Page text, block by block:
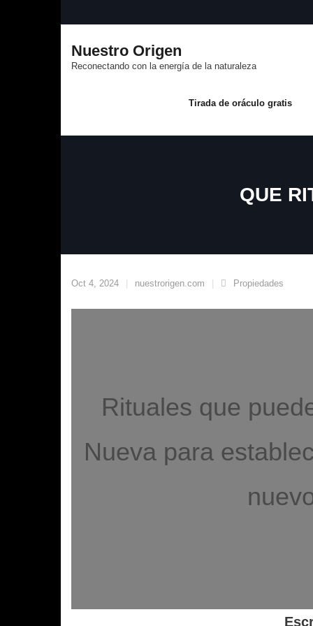
al
contenido
Nuestro Origen
Reconectando con la energía de la naturaleza
Tirada de oráculo gratis
QUE
Oct 4, 2024 nuestrorigen.com Propiedades
Rituales que
Nueva para